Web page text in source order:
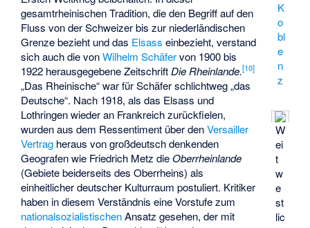
K
o
bl
e
n
z
W
ei
t
w
e
st
lic
gesamtrheinischen Tradition, die den Begriff auf den
Fluss von der Schweizer bis zur niederländischen
Grenze bezieht und das Elsass einbezieht, verstand
sich auch die vonWilhelm Schäfervon 1900 bis
1922 herausgegebene ZeitschriftDie Rheinlande.[10]
„Das Rheinische“ war für Schäfer schlichtweg „das
Deutsche“. Nach 1918, als das Elsass und
Lothringen wieder an Frankreich zurückfielen,
wurden aus dem Ressentiment über denVersailler
Vertrag heraus von großdeutsch denkenden
Geografen wie Friedrich Metz dieOberrheinlande
(Gebiete beiderseits des Oberrheins) als
einheitlicher deutscher Kulturraum postuliert. Kritiker
haben in diesem Verständnis eine Vorstufe zum
nationalsozialistischenAnsatz gesehen, der mit